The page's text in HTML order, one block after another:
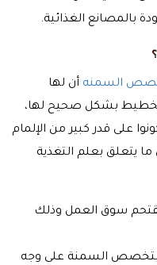
بالمصانع الغذائية.
السمنه أن لها
بشكل صحيح لها،
على قدر كبير من الإلمام
ما يتعلق بعلم التغذية
سوق العمل وذلك
وبتخصص السمنة على وجه